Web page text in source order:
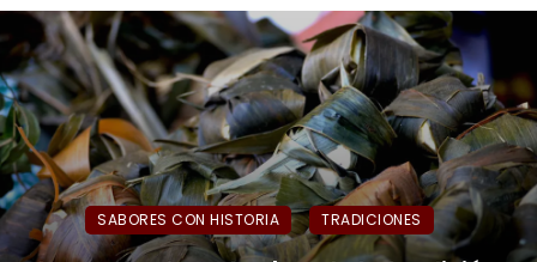
SABORES CON HISTORIA TRADICIONES